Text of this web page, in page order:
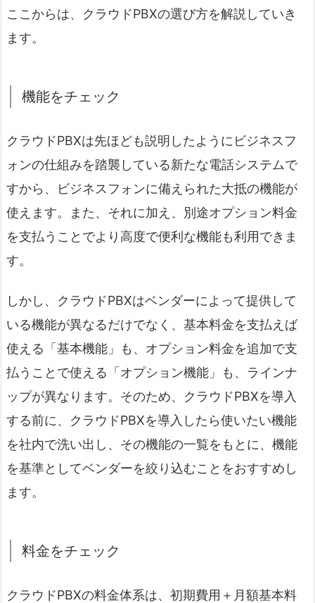
ここからは、クラウドPBXの選び方を解説していき
ます。
機能をチェック
クラウドPBXは先ほども説明したようにビジネスフ
ォンの仕組みを踏襲している新たな電話システムで
すから、ビジネスフォンに備えられた大抵の機能が
使えます。また、それに加え、別途オプション料金
を支払うことでより高度で便利な機能も利用できま
す。
しかし、クラウドPBXはベンダーによって提供して
いる機能が異なるだけでなく、基本料金を支払えば
使える「基本機能」も、オプション料金を追加で支
払うことで使える「オプション機能」も、ラインナ
ップが異なります。そのため、クラウドPBXを導入
する前に、クラウドPBXを導入したら使いたい機能
を社内で洗い出し、その機能の一覧をもとに、機能
を基準としてベンダーを絞り込むことをおすすめし
ます。
料金をチェック
クラウドPBXの料金体系は、初期費用＋月額基本料